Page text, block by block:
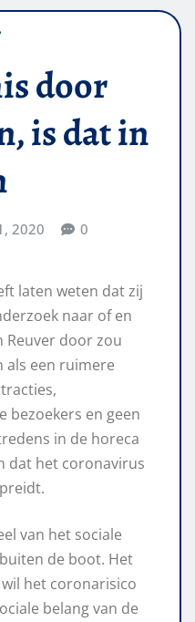
door
is dat in
2020 0
laten weten dat zij
naar of en
Reuver door zou
als een ruimere
bezoekers en geen
in de horeca
dat het coronavirus
van het sociale
de boot. Het
wil het coronarisico
belang van de